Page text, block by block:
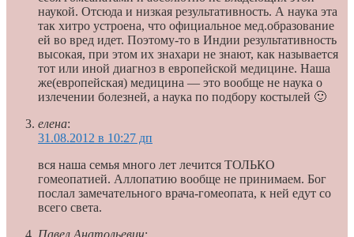
наукой. Отсюда и низкая результативность. А наука эта
так хитро устроена, что официальное мед.образование
ей во вред идет. Поэтому-то в Индии результативность
высокая, при этом их знахари не знают, как называется
тот или иной диагноз в европейской медицине. Наша
же(европейская) медицина — это вообще не наука о
излечении болезней, а наука по подбору костылей 🙂
елена:
31.08.2012 в 10:27 дп
вся наша семья много лет лечится ТОЛЬКО
гомеопатией. Аллопатию вообще не принимаем. Бог
послал замечательного врача-гомеопата, к ней едут со
всего света.
Павел Анатольевич: